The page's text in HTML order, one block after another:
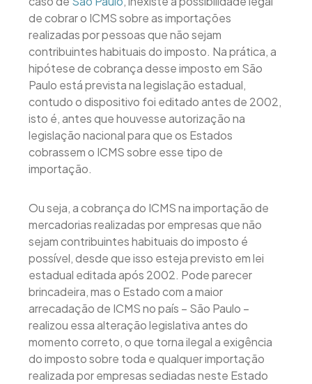
de cobrar o ICMS sobre as importações
realizadas por pessoas que não sejam
contribuintes habituais do imposto. Na prática, a
hipótese de cobrança desse imposto em São
Paulo está prevista na legislação estadual,
contudo o dispositivo foi editado antes de 2002,
isto é, antes que houvesse autorização na
legislação nacional para que os Estados
cobrassem o ICMS sobre esse tipo de
importação.
Ou seja, a cobrança do ICMS na importação de
mercadorias realizadas por empresas que não
sejam contribuintes habituais do imposto é
possível, desde que isso esteja previsto em lei
estadual editada após 2002. Pode parecer
brincadeira, mas o Estado com a maior
arrecadação de ICMS no país – São Paulo –
realizou essa alteração legislativa antes do
momento correto, o que torna ilegal a exigência
do imposto sobre toda e qualquer importação
realizada por empresas sediadas neste Estado